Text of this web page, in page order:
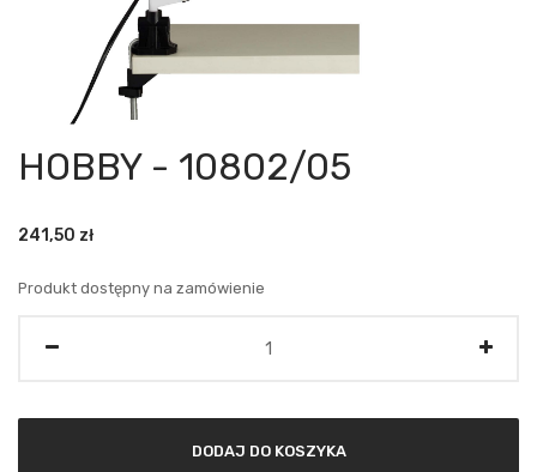
HOBBY - 10802/05
241,50 zł
Produkt dostępny na zamówienie
DODAJ DO KOSZYKA